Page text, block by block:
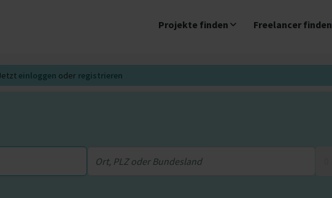
Projekte finden Freelancer finden
einloggen oder registrieren